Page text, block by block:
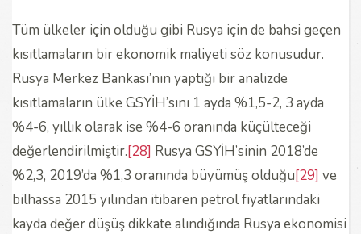
Tüm ülkeler için olduğu gibi Rusya için de bahsi geçen
kısıtlamaların bir ekonomik maliyeti söz konusudur.
Rusya Merkez Bankası’nın yaptığı bir analizde
kısıtlamaların ülke GSYİH’sını 1 ayda %1,5-2, 3 ayda
%4-6, yıllık olarak ise %4-6 oranında küçülteceği
değerlendirilmiştir.[28] Rusya GSYİH’sinin 2018’de
%2,3, 2019’da %1,3 oranında büyümüş olduğu[29] ve
bilhassa 2015 yılından itibaren petrol fiyatlarındaki
kayda değer düşüş dikkate alındığında Rusya ekonomisi